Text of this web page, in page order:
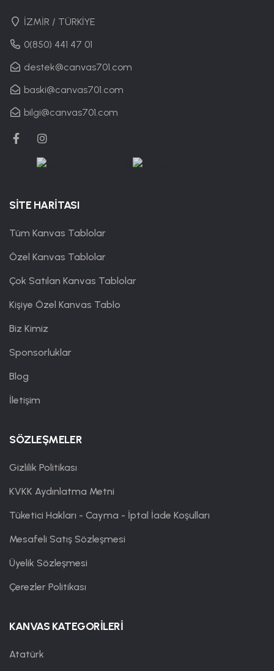
İZMİR / TÜRKİYE
0(850) 441 47 01
destek@canvas701.com
baski@canvas701.com
bilgi@canvas701.com
SİTE HARİTASI
Tüm Kanvas Tablolar
Özel Kanvas Tablolar
Çok Satılan Kanvas Tablolar
Kişiye Özel Kanvas Tablo
Biz Kimiz
Sponsorluklar
Blog
İletişim
SÖZLEŞMELER
Gizlilik Politikası
KVKK Aydınlatma Metni
Tüketici Hakları - Cayma - İptal İade Koşulları
Mesafeli Satış Sözleşmesi
Üyelik Sözleşmesi
Çerezler Politikası
KANVAS KATEGORİLERİ
Atatürk